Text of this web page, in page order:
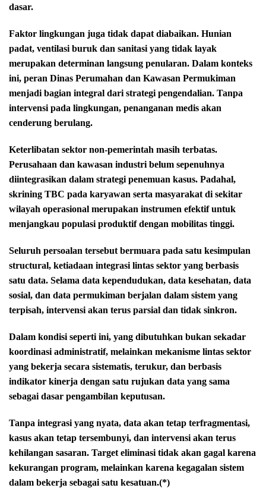
dasar.
Faktor lingkungan juga tidak dapat diabaikan. Hunian
padat, ventilasi buruk dan sanitasi yang tidak layak
merupakan determinan langsung penularan. Dalam konteks
ini, peran Dinas Perumahan dan Kawasan Permukiman
menjadi bagian integral dari strategi pengendalian. Tanpa
intervensi pada lingkungan, penanganan medis akan
cenderung berulang.
Keterlibatan sektor non-pemerintah masih terbatas.
Perusahaan dan kawasan industri belum sepenuhnya
diintegrasikan dalam strategi penemuan kasus. Padahal,
skrining TBC pada karyawan serta masyarakat di sekitar
wilayah operasional merupakan instrumen efektif untuk
menjangkau populasi produktif dengan mobilitas tinggi.
Seluruh persoalan tersebut bermuara pada satu kesimpulan
structural, ketiadaan integrasi lintas sektor yang berbasis
satu data. Selama data kependudukan, data kesehatan, data
sosial, dan data permukiman berjalan dalam sistem yang
terpisah, intervensi akan terus parsial dan tidak sinkron.
Dalam kondisi seperti ini, yang dibutuhkan bukan sekadar
koordinasi administratif, melainkan mekanisme lintas sektor
yang bekerja secara sistematis, terukur, dan berbasis
indikator kinerja dengan satu rujukan data yang sama
sebagai dasar pengambilan keputusan.
Tanpa integrasi yang nyata, data akan tetap terfragmentasi,
kasus akan tetap tersembunyi, dan intervensi akan terus
kehilangan sasaran. Target eliminasi tidak akan gagal karena
kekurangan program, melainkan karena kegagalan sistem
dalam bekerja sebagai satu kesatuan.(*)